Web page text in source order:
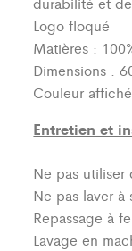
Logo floqué
Matières :
Dimensions :
Couleur
Entretien et
Ne pas utiliser
Ne pas laver à
Repassage à
Lavage en